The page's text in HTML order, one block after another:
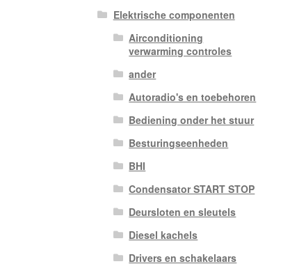
Elektrische componenten
Airconditioning
verwarming controles
ander
Autoradio's en toebehoren
Bediening onder het stuur
Besturingseenheden
BHI
Condensator START STOP
Deursloten en sleutels
Diesel kachels
Drivers en schakelaars